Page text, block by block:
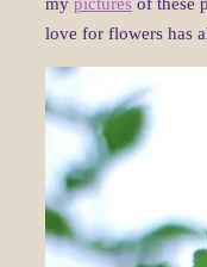
my pictures of these
love for flowers has